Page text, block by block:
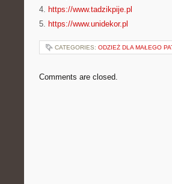
4. https://www.tadzikpije.pl
5. https://www.unidekor.pl
CATEGORIES: ODZIEŻ DLA MAŁEGO
Comments are closed.